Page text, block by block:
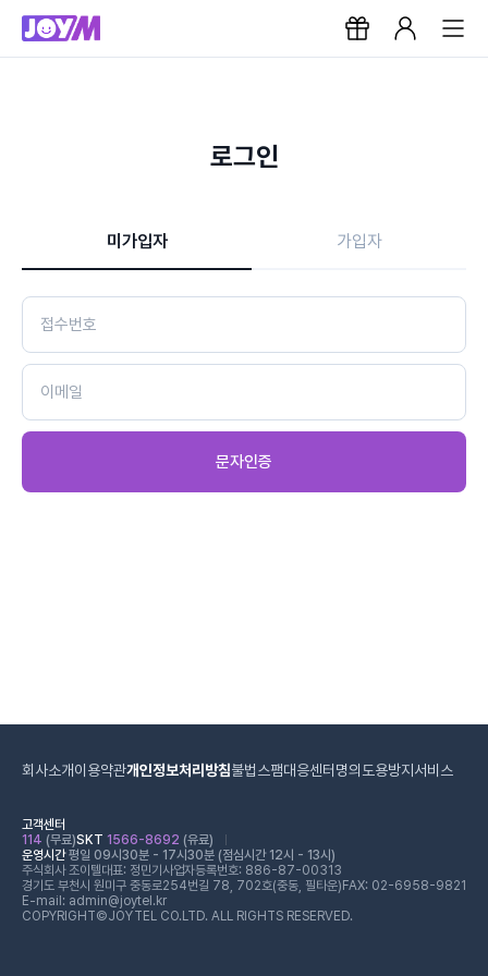
로그인
미가입자 가입자
문자인증
회사소개이용약관개인정보처리방침불법스팸대응센터 명의도용방지서비스
고객센터
114 (무료)SKT 1566-8692 (유료)
운영시간평일 09시30분 - 17시30분 (점심시간 12시 - 13시)
주식회사 조이텔대표: 정민기 사업자등록번호: 886-87-00313
경기도 부천시 원미구 중동로254번길 78, 702호(중동, 필타운) FAX: 02-6958-9821
E-mail: admin@joytel.kr
COPYRIGHT©JOYTEL CO.LTD. ALL RIGHTS RESERVED.